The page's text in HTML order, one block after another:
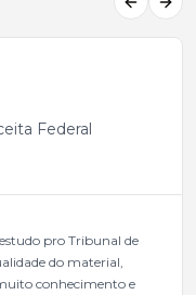
Federal
pro Tribunal de
do material,
conhecimento e